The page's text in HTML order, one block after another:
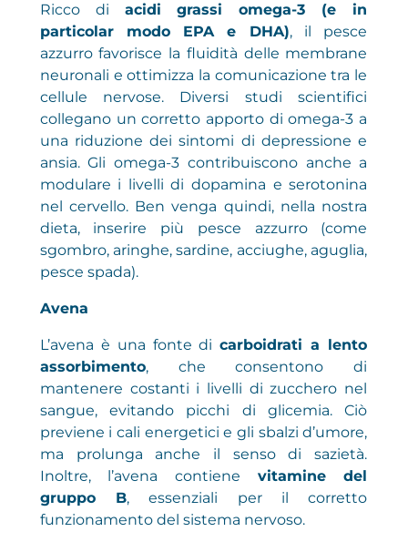
Ricco di acidi grassi omega-3 (e in
particolar modo EPA e DHA), il pesce
azzurro favorisce la fluidità delle membrane
neuronali e ottimizza la comunicazione tra le
cellule nervose. Diversi studi scientifici
collegano un corretto apporto di omega-3 a
una riduzione dei sintomi di depressione e
ansia. Gli omega-3 contribuiscono anche a
modulare i livelli di dopamina e serotonina
nel cervello. Ben venga quindi, nella nostra
dieta, inserire più pesce azzurro (come
sgombro, aringhe, sardine, acciughe, aguglia,
pesce spada).
Avena
L’avena è una fonte dicarboidrati a lento
assorbimento, che consentono di
mantenere costanti i livelli di zucchero nel
sangue, evitando picchi di glicemia. Ciò
previene i cali energetici e gli sbalzi d’umore,
ma prolunga anche il senso di sazietà.
Inoltre, l’avena contiene vitamine del
gruppo B, essenziali per il corretto
funzionamento del sistema nervoso.